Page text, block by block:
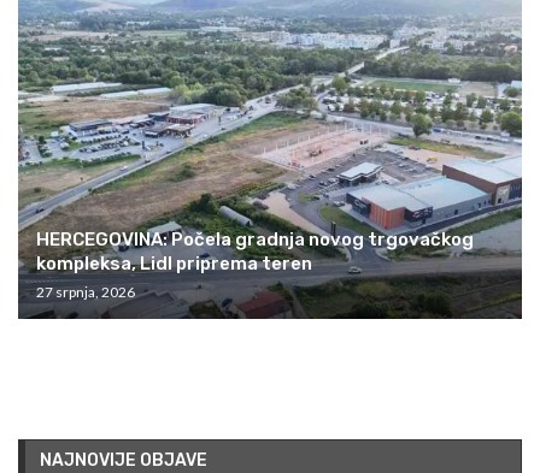
HERCEGOVINA: Počela gradnja novog trgovačkog
kompleksa, Lidl priprema teren
27 srpnja, 2026
NAJNOVIJE OBJAVE